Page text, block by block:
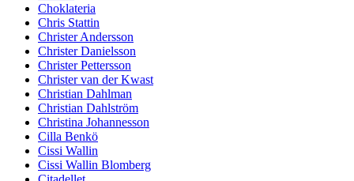
Choklateria
Chris Stattin
Christer Andersson
Christer Danielsson
Christer Pettersson
Christer van der Kwast
Christian Dahlman
Christian Dahlström
Christina Johannesson
Cilla Benkö
Cissi Wallin
Cissi Wallin Blomberg